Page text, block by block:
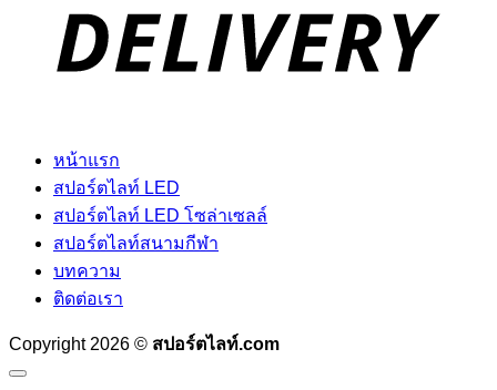
หน้าแรก
สปอร์ตไลท์ LED
สปอร์ตไลท์ LED โซล่าเซลล์
สปอร์ตไลท์สนามกีฬา
บทความ
ติดต่อเรา
Copyright 2026 © สปอร์ตไลท์.com